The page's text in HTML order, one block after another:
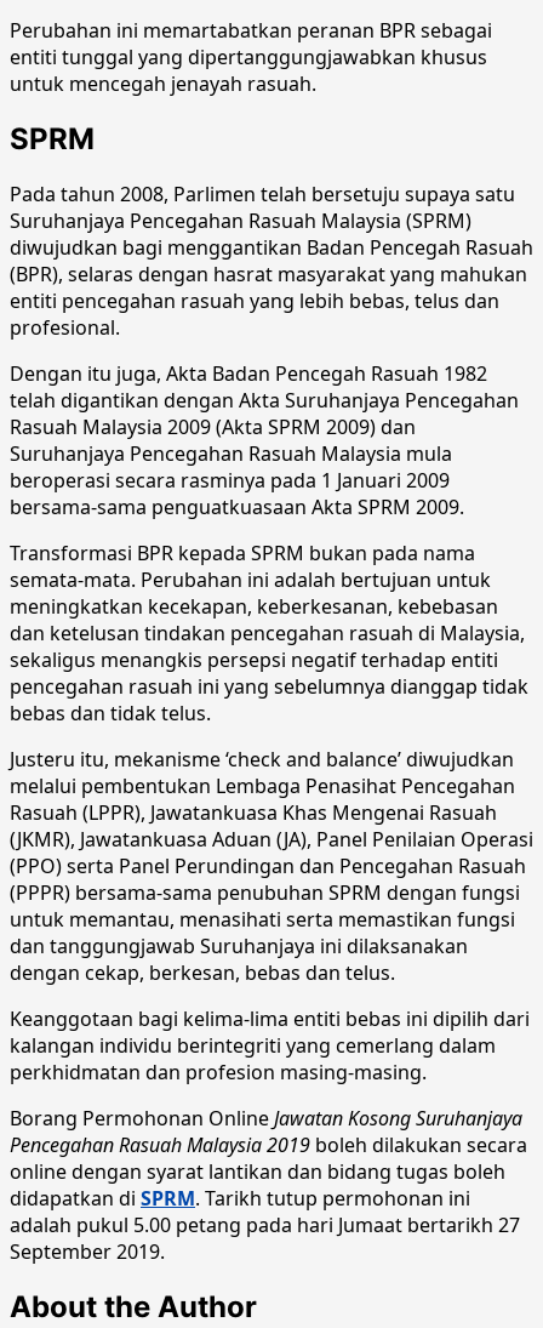
Perubahan ini memartabatkan peranan BPR sebagai
entiti tunggal yang dipertanggungjawabkan khusus
untuk mencegah jenayah rasuah.
SPRM
Pada tahun 2008, Parlimen telah bersetuju supaya satu
Suruhanjaya Pencegahan Rasuah Malaysia (SPRM)
diwujudkan bagi menggantikan Badan Pencegah Rasuah
(BPR), selaras dengan hasrat masyarakat yang mahukan
entiti pencegahan rasuah yang lebih bebas, telus dan
profesional.
Dengan itu juga, Akta Badan Pencegah Rasuah 1982
telah digantikan dengan Akta Suruhanjaya Pencegahan
Rasuah Malaysia 2009 (Akta SPRM 2009) dan
Suruhanjaya Pencegahan Rasuah Malaysia mula
beroperasi secara rasminya pada 1 Januari 2009
bersama-sama penguatkuasaan Akta SPRM 2009.
Transformasi BPR kepada SPRM bukan pada nama
semata-mata. Perubahan ini adalah bertujuan untuk
meningkatkan kecekapan, keberkesanan, kebebasan
dan ketelusan tindakan pencegahan rasuah di Malaysia,
sekaligus menangkis persepsi negatif terhadap entiti
pencegahan rasuah ini yang sebelumnya dianggap tidak
bebas dan tidak telus.
Justeru itu, mekanisme ‘check and balance’ diwujudkan
melalui pembentukan Lembaga Penasihat Pencegahan
Rasuah (LPPR), Jawatankuasa Khas Mengenai Rasuah
(JKMR), Jawatankuasa Aduan (JA), Panel Penilaian Operasi
(PPO) serta Panel Perundingan dan Pencegahan Rasuah
(PPPR) bersama-sama penubuhan SPRM dengan fungsi
untuk memantau, menasihati serta memastikan fungsi
dan tanggungjawab Suruhanjaya ini dilaksanakan
dengan cekap, berkesan, bebas dan telus.
Keanggotaan bagi kelima-lima entiti bebas ini dipilih dari
kalangan individu berintegriti yang cemerlang dalam
perkhidmatan dan profesion masing-masing.
Borang Permohonan OnlineJawatan Kosong Suruhanjaya
Pencegahan Rasuah Malaysia 2019 boleh dilakukan secara
online dengan syarat lantikan dan bidang tugas boleh
didapatkan di SPRM. Tarikh tutup permohonan ini
adalah pukul 5.00 petang pada hari Jumaat bertarikh 27
September 2019.
About the Author